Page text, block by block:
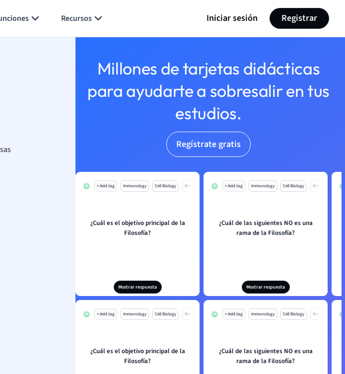
Recursos Iniciar sesión Registrar
Millones de tarjetas didácticas
para ayudarte a sobresalir en tus
estudios.
Regístrate gratis
+ Add tag Immunology Cell Biology Mo
¿Cuál es el objetivo principal de la
Filosofía?
Mostrar respuesta
+ Add tag Immunology Cell Biology Mo
¿Cuál de las siguientes NO es una
rama de la Filosofía?
Mostrar respuesta
+ Add tag Immunology Cell Biology Mo
¿Cuál es el objetivo principal de la
Filosofía?
+ Add tag Immunology Cell Biology Mo
¿Cuál de las siguientes NO es una
rama de la Filosofía?